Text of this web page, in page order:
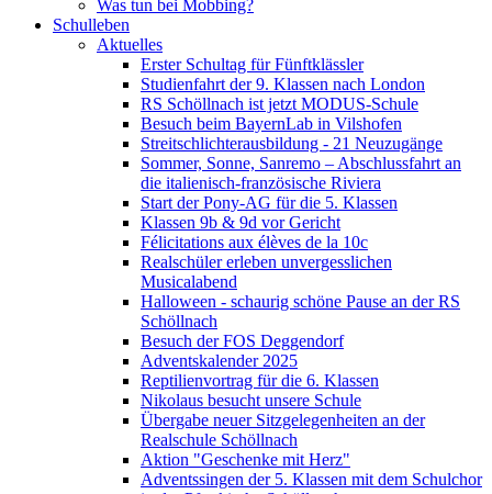
Was tun bei Mobbing?
Schulleben
Aktuelles
Erster Schultag für Fünftklässler
Studienfahrt der 9. Klassen nach London
RS Schöllnach ist jetzt MODUS-Schule
Besuch beim BayernLab in Vilshofen
Streitschlichterausbildung - 21 Neuzugänge
Sommer, Sonne, Sanremo – Abschlussfahrt an
die italienisch-französische Riviera
Start der Pony-AG für die 5. Klassen
Klassen 9b & 9d vor Gericht
Félicitations aux élèves de la 10c
Realschüler erleben unvergesslichen
Musicalabend
Halloween - schaurig schöne Pause an der RS
Schöllnach
Besuch der FOS Deggendorf
Adventskalender 2025
Reptilienvortrag für die 6. Klassen
Nikolaus besucht unsere Schule
Übergabe neuer Sitzgelegenheiten an der
Realschule Schöllnach
Aktion "Geschenke mit Herz"
Adventssingen der 5. Klassen mit dem Schulchor